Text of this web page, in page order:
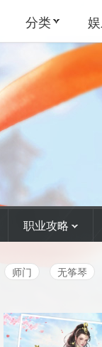
分类
职业攻略
师门 无筝琴